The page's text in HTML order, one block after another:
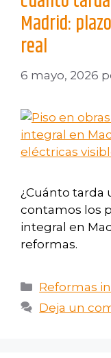
Madrid:
real
6 mayo, 2026
¿Cuánto tarda
contamos los
integral en
reformas.
Reformas
Deja un